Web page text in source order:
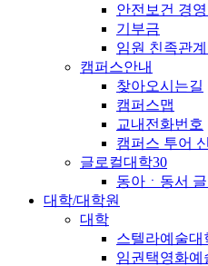
안전보건 경
기부금
임원 친족관
캠퍼스안내
찾아오시는길
캠퍼스맵
교내전화번호
캠퍼스 투어
글로컬대학30
동아ㆍ동서
대학/대학원
대학
스텔라예술대
임권택영화예